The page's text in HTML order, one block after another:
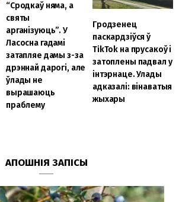
“Сродкаў няма, а
святы
арганізуюць”. У
Ласосна гадамі
затапляе дамы з-за
дрэннай дарогі, але
ўлады не
вырашаюць
праблему
Гродзенец
паскардзіўся ў
TikTok на прусакоў і
затоплены падвал у
інтэрнаце. Улады
адказалі: вінаватыя
жыхары
АПОШНІЯ ЗАПІСЫ